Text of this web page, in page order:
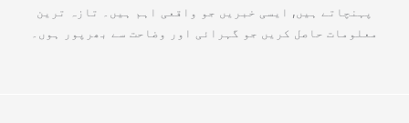
پہنچاتے ہیں, ایسی خبریں جو واقعی اہم ہیں۔ تازہ ترین
معلومات حاصل کریں جو گہرائی اور وضاحت سے بھرپور ہوں۔